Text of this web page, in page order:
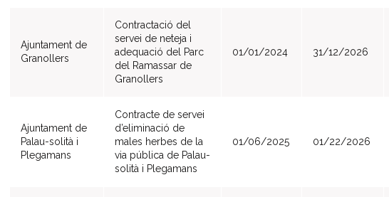
Ajuntament de
Granollers
Contractació del
servei de neteja i
adequació del Parc
del Ramassar de
Granollers
01/01/2024 31/12/2026
Ajuntament de
Palau-solità i
Plegamans
Contracte de servei
d’eliminació de
males herbes de la
via pública de Palau-
solità i Plegamans
01/06/2025 01/22/2026